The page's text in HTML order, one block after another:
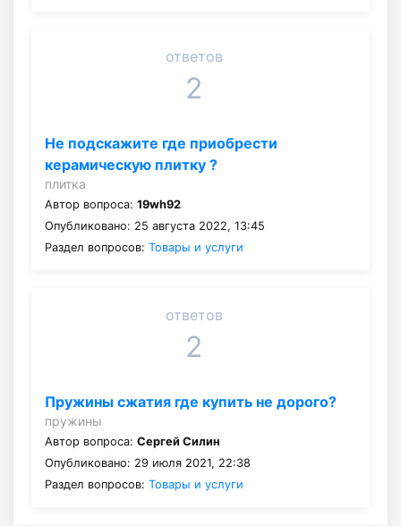
ответов
2
Не подскажите где приобрести
керамическую плитку ?
плитка
Автор вопроса: 19wh92
Опубликовано: 25 августа 2022, 13:45
Раздел вопросов: Товары и услуги
ответов
2
Пружины сжатия где купить не дорого?
пружины
Автор вопроса: Сергей Силин
Опубликовано: 29 июля 2021, 22:38
Раздел вопросов: Товары и услуги